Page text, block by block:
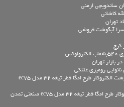
ساندویچی ارمنی
کاشانی
تهران
سرا آبگوشت فروشی
کرج
بازار تهران
رومیزی غلتکی
چرخ گوشت الکتروکار طرح امگا قطر تیغه 32 مدل ec75
چرخ گوشت الکتروکار طرح امگا قطر تیغه 32 مدل ec75 صنعتی تمدن